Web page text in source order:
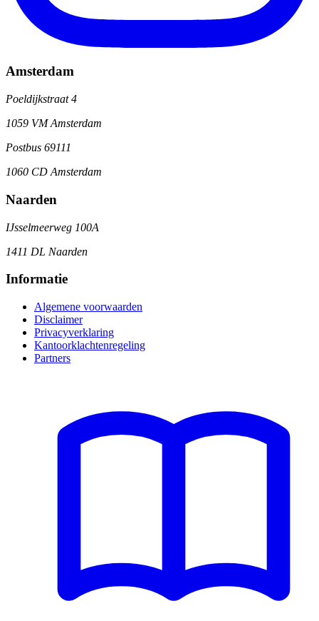
Amsterdam
Poeldijkstraat 4
1059 VM Amsterdam
Postbus 69111
1060 CD Amsterdam
Naarden
IJsselmeerweg 100A
1411 DL Naarden
Informatie
Algemene voorwaarden
Disclaimer
Privacyverklaring
Kantoorklachtenregeling
Partners